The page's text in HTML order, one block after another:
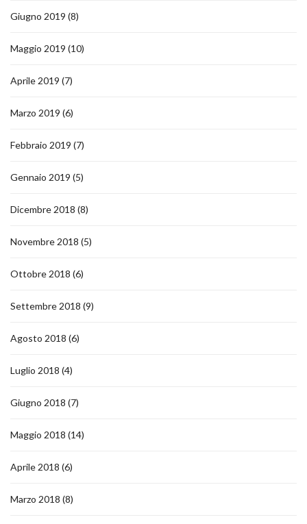
Giugno 2019 (8)
Maggio 2019 (10)
Aprile 2019 (7)
Marzo 2019 (6)
Febbraio 2019 (7)
Gennaio 2019 (5)
Dicembre 2018 (8)
Novembre 2018 (5)
Ottobre 2018 (6)
Settembre 2018 (9)
Agosto 2018 (6)
Luglio 2018 (4)
Giugno 2018 (7)
Maggio 2018 (14)
Aprile 2018 (6)
Marzo 2018 (8)